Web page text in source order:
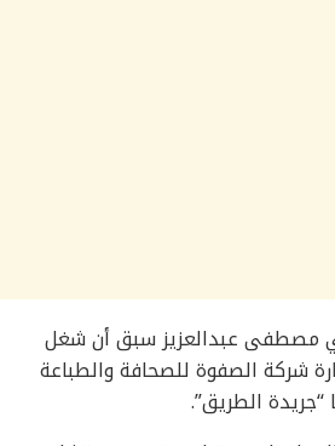
مصطفى عبدالعزيز سبق أن شغل
شركة الصفوة للصحافة والطباعة
الطريق”.